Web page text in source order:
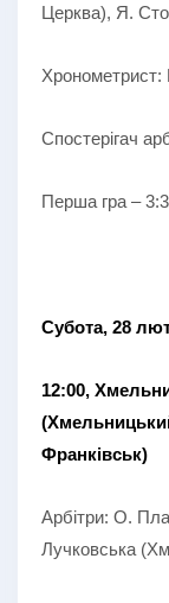
Церква), Я.
Хронометрист:
Спостерігач
Перша гра – 3:3
Субота, 28
12:00,
Франківськ)
Арбітри: О.
Лучковська